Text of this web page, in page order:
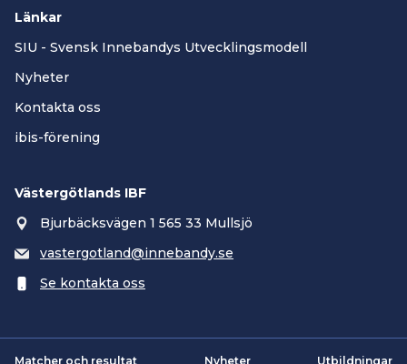
Länkar
SIU - Svensk Innebandys Utvecklingsmodell
Nyheter
Kontakta oss
ibis-förening
Västergötlands IBF
Bjurbäcksvägen 1 565 33 Mullsjö
vastergotland@innebandy.se
Se kontakta oss
Matcher och resultat Nyheter Utbildningar